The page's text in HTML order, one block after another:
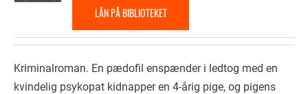
LÅN PÅ BIBLIOTEKET
Kriminalroman. En pædofil enspænder i ledtog med en
kvindelig psykopat kidnapper en 4-årig pige, og pigens